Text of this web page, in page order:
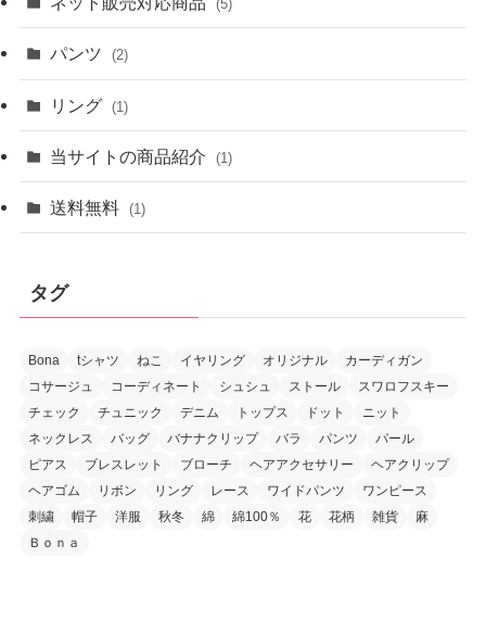
(5)
パンツ (2)
リング (1)
当サイトの商品紹介 (1)
送料無料 (1)
タグ
Bona tシャツ ねこ イヤリング オリジナル
カーディガン
コサージュ
コーディネート シュシュ ストール
スワロフスキー
チェック
チュニック デニム トップス ドット
ニット
ネックレス
バッグ バナナクリップ バラ パンツ
パール
ピアス
ブレスレット ブローチ ヘアアクセサリー
ヘアクリップ
ヘアゴム
リボン リング レース ワイドパンツ
ワンピース
刺繍
帽子 洋服 秋冬 綿 綿100％ 花 花柄 雑貨
麻
Ｂｏｎａ